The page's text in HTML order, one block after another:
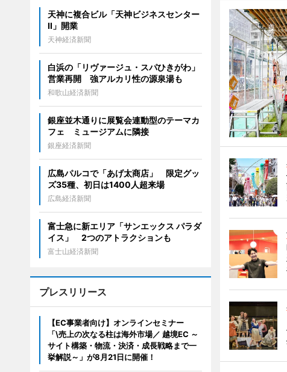
天神に複合ビル「天神ビジネスセンター
II」開業
天神経済新聞
白浜の「リヴァージュ・スパひきがわ」
営業再開 強アルカリ性の源泉湯も
和歌山経済新聞
銀座並木通りに展覧会連動型のテーマカ
フェ ミュージアムに隣接
銀座経済新聞
広島パルコで「あげ太商店」 限定グッ
ズ35種、初日は1400人超来場
広島経済新聞
富士急に新エリア「サンエックス パラダ
イス」 2つのアトラクションも
富士山経済新聞
プレスリリース
【EC事業者向け】オンラインセミナー
「\売上の次なる柱は海外市場／ 越境EC ～
サイト構築・物流・決済・成長戦略まで一
挙解説～」が8月21日に開催！